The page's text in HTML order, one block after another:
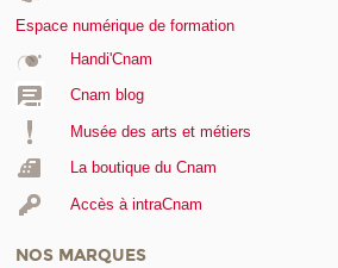
Espace numérique de formation
Handi'Cnam
Cnam blog
Musée des arts et métiers
La boutique du Cnam
Accès à intraCnam
NOS MARQUES